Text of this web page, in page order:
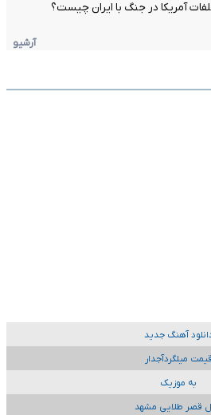
آمریکا در جنگ با ایران چیست؟
آرشیو
آهنگ جدید
قیمت میلگردآجدار
به موزیک
قصر طلایی مشهد